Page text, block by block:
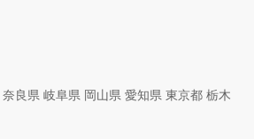
奈良県 岐阜県 岡山県 愛知県 東京都 栃木